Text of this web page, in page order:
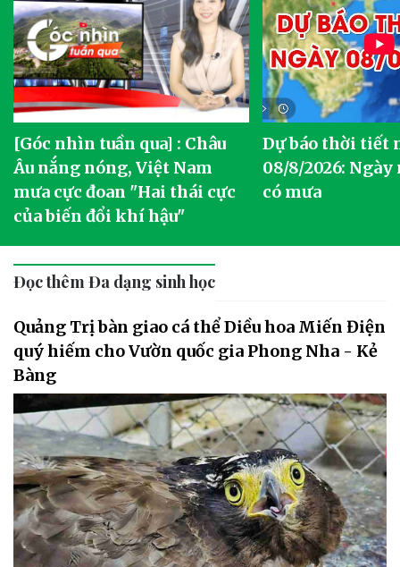
[Góc nhìn tuần qua] : Châu
Âu nắng nóng, Việt Nam
mưa cực đoan "Hai thái cực
của biến đổi khí hậu"
Dự báo thời tiết
08/8/2026: Ngày
có mưa
Đọc thêm Đa dạng sinh học
Quảng Trị bàn giao cá thể Diều hoa Miến Điện
quý hiếm cho Vườn quốc gia Phong Nha - Kẻ
Bàng